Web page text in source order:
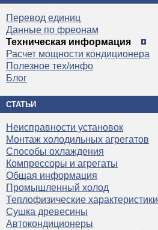
Перевод единиц
Данные по фреонам
Техническая информация
Расчет мощности кондиционера
Полезное тех/инфо
Блог
СТАТЬИ
Неисправности установок
Монтаж холодильных агрегатов
Способы охлаждения
Компрессоры и агрегаты
Общая информация
Промышленный холод
Теплофизические характеристики
Сушка древесины
Автокондиционеры